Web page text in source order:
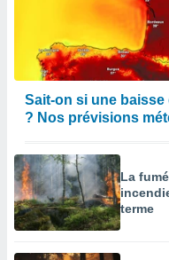
Sait-on si une
? Nos prévisions
La
terme